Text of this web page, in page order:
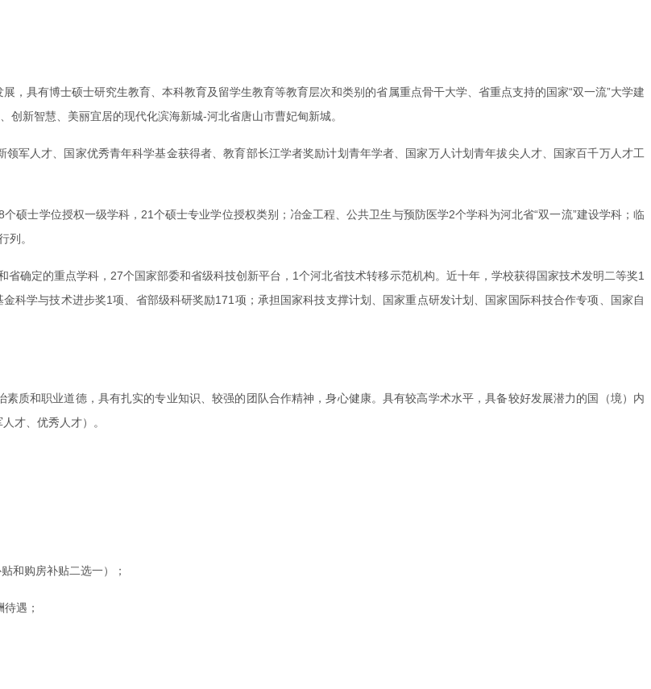
，具有博士硕士研究生教育、本科教育及留学生教育等教育层次和类别的省属重点骨干大学、省重点支持的国家“双一流”大学建
新智慧、美丽宜居的现代化滨海新城-河北省唐山市曹妃甸新城。
军人才、国家优秀青年科学基金获得者、教育部长江学者奖励计划青年学者、国家万人计划青年拔尖人才、国家百千万人才工
硕士学位授权一级学科，21个硕士专业学位授权类别；冶金工程、公共卫生与预防医学2个学科为河北省“双一流”建设学科；临
列。
确定的重点学科，27个国家部委和省级科技创新平台，1个河北省技术转移示范机构。近十年，学校获得国家技术发明二等奖1
科学与技术进步奖1项、省部级科研奖励171项；承担国家科技支撑计划、国家重点研发计划、国家国际科技合作专项、国家自
质和职业道德，具有扎实的专业知识、较强的团队合作精神，身心健康。具有较高学术水平，具备较好发展潜力的国（境）内
才、优秀人才）。
和购房补贴二选一）；
遇；